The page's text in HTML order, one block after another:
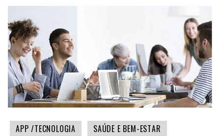
APP /TECNOLOGIA SAÚDE E BEM-ESTAR